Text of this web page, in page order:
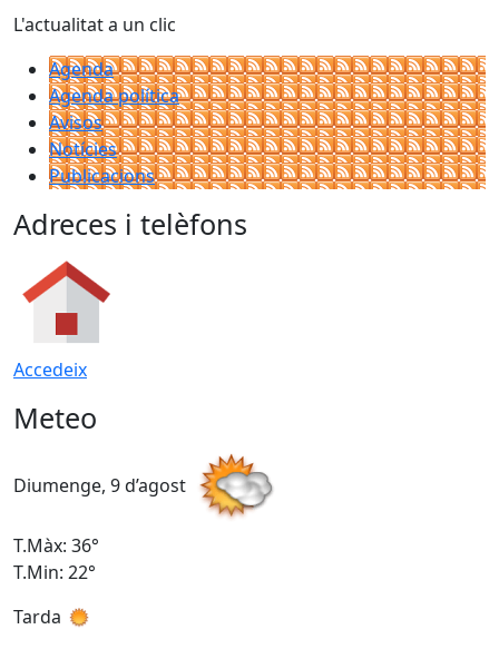
L'actualitat a un clic
Agenda
Agenda política
Avisos
Notícies
Publicacions
Adreces i telèfons
Accedeix
Meteo
Diumenge, 9 d’agost
T.Màx: 36°
T.Min: 22°
Tarda